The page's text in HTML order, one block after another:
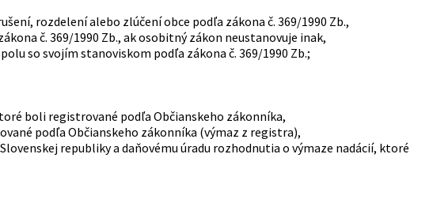
rozdelení alebo zlúčení obce podľa zákona č. 369/1990 Zb.,
č. 369/1990 Zb., ak osobitný zákon neustanovuje inak,
so svojím stanoviskom podľa zákona č. 369/1990 Zb.;
boli registrované podľa Občianskeho zákonníka,
podľa Občianskeho zákonníka (výmaz z registra),
republiky a daňovému úradu rozhodnutia o výmaze nadácií, ktoré